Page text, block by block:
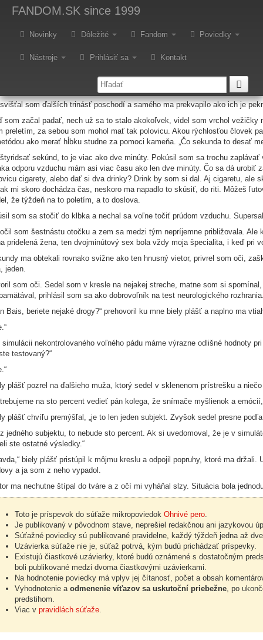
FANDOM.SK since 1999
Novinky Dôležité Fandom Poviedky
Nástroje Prihlásiť sa Kontakt
pero Q2 2012: Pád
je ten nechutný silný vietor narážajúci do mojej tváre. Sledujem
ktorý mi vtisla brigádnička pred budovou do ruky. To bolo posledné čo
rôznych aqua parkov a čo bolo pre miestnych najdôležitejšie –
som ďalších trinásť poschodí a samého ma prekvapilo ako ich je
som začal padať, nech už sa to stalo akokoľvek, videl som vrchol
preletím, za sebou som mohol mať tak polovicu. Akou rýchlosťou človek
ako merať hĺbku studne za pomoci kameňa. „Čo sekunda to desať
sekúnd, to je viac ako dve minúty. Pokúsil som sa trochu
odporu vzduchu mám asi viac času ako len dve minúty. Čo sa dá
cigarety, alebo dať si dva drinky? Drink by som si dal. Aj cigaretu,
mi skoro dochádza čas, neskoro ma napadlo to skúsiť, do riti. Môžeš
že týždeň na to poletím, a to doslova.
som sa stočiť do klbka a nechal sa voľne točiť prúdom vzduchu.
som šestnástu otočku a zem sa medzi tým nepríjemne približovala.
pridelená žena, ten dvojminútový sex bola vždy moja špecialita, i keď
ma obtekali rovnako svižne ako ten hnusný vietor, privrel som oči,
jeden.
som oči. Sedel som v kresle na nejakej streche, matne som si
prihlásil som sa ako dobrovoľník na test neurologického
Bais, beriete nejaké drogy?“ prehovoril ku mne biely plášť a naplno ma
simulácii nekontrolovaného voľného pádu máme výrazne odlišné hodnoty
testovaný?“
plášť pozrel na ďalšieho muža, ktorý sedel v sklenenom prístrešku a
na sto percent vedieť pán kolega, že snímače myšlienok a
plášť chvíľu premýšľal, „je to len jeden subjekt. Zvyšok sedel presne podľa
jedného subjektu, to nebude sto percent. Ak si uvedomoval, že je v
ste ostatné výsledky.“
biely plášť pristúpil k môjmu kreslu a odpojil popruhy, ktoré ma
a ja som z neho vypadol.
ma nechutne štípal do tváre a z očí mi vyháňal slzy. Situácia bola
Toto je príspevok do súťaže mikropoviedok Ohnivé pero.
Je publikovaný v pôvodnom stave, neprešiel redakčnou ani jazykovou
Súťažné poviedky sú publikované pravidelne, každý týždeň jedna až
Uzávierka súťaže nie je, súťaž potrvá, kým budú prichádzať príspevky.
Existujú čiastkové uzávierky, ktoré budú oznámené s dostatočným
boli publikované medzi dvoma čiastkovými uzávierkami.
Na hodnotenie poviedky má vplyv jej čítanosť, počet a obsah
Vyhodnotenie a odmenenie víťazov sa uskutoční priebežne, po
predstihom.
Viac v pravidlách súťaže.